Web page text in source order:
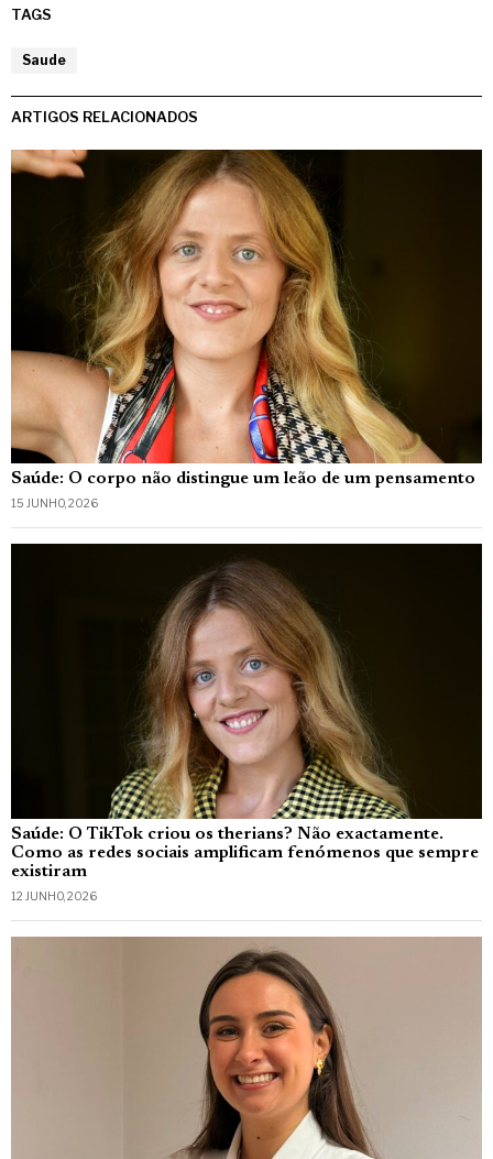
TAGS
Saude
ARTIGOS RELACIONADOS
Saúde: O corpo não distingue um leão de um pensamento
15 JUNHO, 2026
Saúde: O TikTok criou os therians? Não exactamente.
Como as redes sociais amplificam fenómenos que sempre
existiram
12 JUNHO, 2026